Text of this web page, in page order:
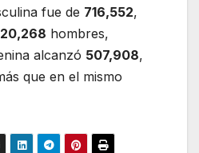
fue de 716,552,
20,268 hombres,
alcanzó 507,908,
que en el mismo